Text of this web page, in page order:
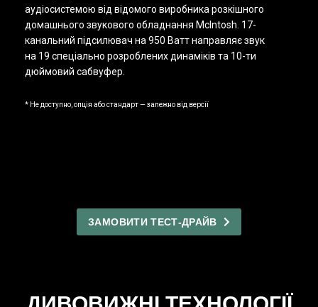
аудіосистемою від відомого виробника розкішного
домашнього звукового обладнання McIntosh. 17-
канальний підсилювач на 950 Ватт направляє звук
на 19 спеціально розроблених динаміків та 10-ти
дюймовий сабвуфер.
* Не доступно, опція або стандарт — залежно від версії
ЗАМОВИТИ ТЕСТ-ДРАЙВ